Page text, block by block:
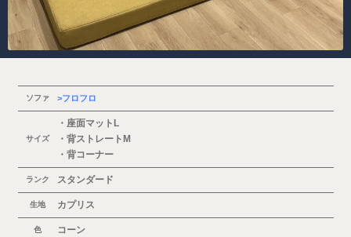
ソファ フロフロ
サイズ
・座面マットL
・背ストレートM
・背コーナー
ランク スタンダード
生地 カプリス
色 コーン